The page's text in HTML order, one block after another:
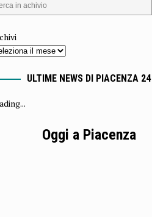
ULTIME NEWS DI PIACENZA 24
Oggi a Piacenza